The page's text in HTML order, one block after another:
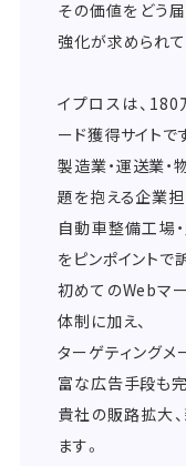
その価値をどう
強化が求められて
イプロスは、
ード獲得サイトで
製造業・運送業
題を抱える企業担
自動車整備工場
をピンポイントで
初めてのWebマ
体制に加え、
ターゲティングメ
富な広告手段も完
貴社の販路拡大
ます。